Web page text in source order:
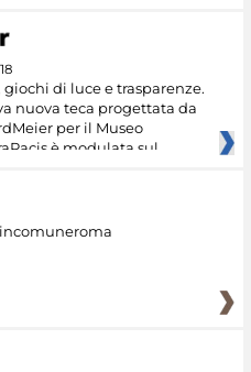
giochi di luce e trasparenze.
nuova teca progettata da
per il Museo
è modulata sul